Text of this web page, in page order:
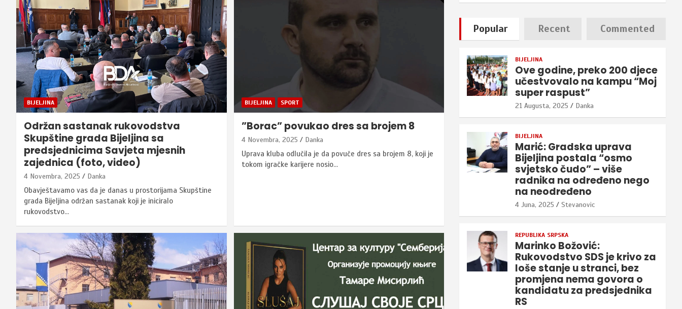
BIJELJINA
Održan sastanak rukovodstva
Skupštine grada Bijeljina sa
predsjednicima Savjeta mjesnih
zajednica (foto, video)
4 Novembra, 2025 Danka
Obavještavamo vas da je danas u prostorijama Skupštine
grada Bijeljina održan sastanak koji je iniciralo
rukovodstvo…
BIJELJINA SPORT
”Borac” povukao dres sa brojem 8
4 Novembra, 2025 Danka
Uprava kluba odlučila je da povuče dres sa brojem 8, koji je
tokom igračke karijere nosio…
Popular Recent Commented
BIJELJINA
Ove godine, preko 200 djece
učestvovalo na kampu “Moj
super raspust”
21 Augusta, 2025 Danka
BIJELJINA
Marić: Gradska uprava
Bijeljina postala “osmo
svjetsko čudo” – više
radnika na određeno nego
na neodređeno
4 Juna, 2025 Stevanovic
REPUBLIKA SRPSKA
Marinko Božović:
Rukovodstvo SDS je krivo za
loše stanje u stranci, bez
promjena nema govora o
kandidatu za predsjednika
RS